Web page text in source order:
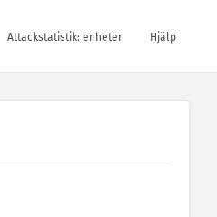
Attackstatistik: enheter Hjälp